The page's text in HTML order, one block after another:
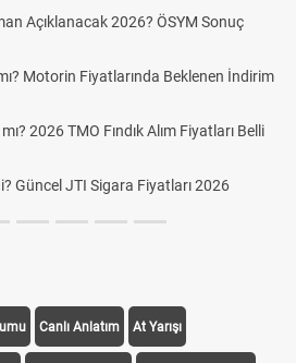
Açıklanacak 2026? ÖSYM Sonuç
Motorin Fiyatlarında Beklenen İndirim
mı? 2026 TMO Fındık Alım Fiyatları Belli
Güncel JTI Sigara Fiyatları 2026
Canlı Anlatım At Yarışı